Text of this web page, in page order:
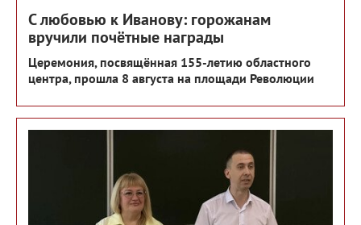
С любовью к Иванову: горожанам
вручили почётные награды
Церемония, посвящённая 155-летию областного
центра, прошла 8 августа на площади Революции